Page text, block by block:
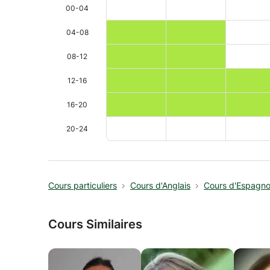
00-04
04-08
08-12
12-16
16-20
20-24
Cours particuliers Cours d'Anglais Cours
Cours Similaires